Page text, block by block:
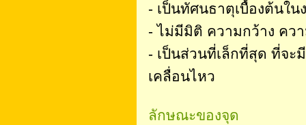
- เป็นทัศนธาตุเบื้องต้นใน
- ไม่มีมิติ ความกว้าง คว
- เป็นส่วนที่เล็กที่สุด ที่จะ
เคลื่อนไหว
ลักษณะของจุด